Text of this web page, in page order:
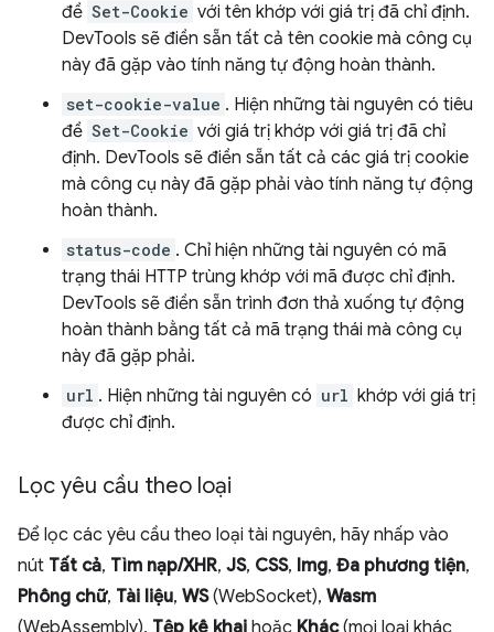
đề Set-Cookie với tên khớp với giá trị đã chỉ định.
DevTools sẽ điền sẵn tất cả tên cookie mà công cụ
này đã gặp vào tính năng tự động hoàn thành.
set-cookie-value . Hiện những tài nguyên có tiêu
đề Set-Cookie với giá trị khớp với giá trị đã chỉ
định. DevTools sẽ điền sẵn tất cả các giá trị cookie
mà công cụ này đã gặp phải vào tính năng tự động
hoàn thành.
status-code . Chỉ hiện những tài nguyên có mã
trạng thái HTTP trùng khớp với mã được chỉ định.
DevTools sẽ điền sẵn trình đơn thả xuống tự động
hoàn thành bằng tất cả mã trạng thái mà công cụ
này đã gặp phải.
url . Hiện những tài nguyên có url khớp với giá trị
được chỉ định.
Lọc yêu cầu theo loại
Để lọc các yêu cầu theo loại tài nguyên, hãy nhấp vào
nút Tất cả, Tìm nạp/XHR, JS, CSS, Img, Đa phương tiện,
Phông chữ, Tài liệu, WS(WebSocket), Wasm